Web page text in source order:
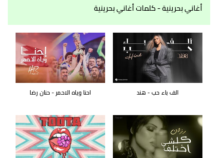
أغاني بحرينية - كلمات أغاني بحرينية
الف باء حب - هند احنا وياه الاحمر - حنان رضا